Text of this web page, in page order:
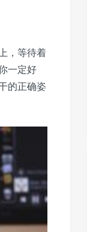
，等待着
一定好
的正确姿